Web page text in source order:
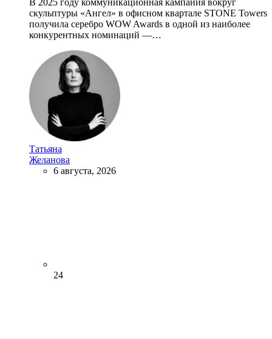
скульптуры «Ангел» в офисном квартале STONE Towers
получила серебро WOW Awards в одной из наиболее
конкурентных номинаций —…
Татьяна
Желанова
6 августа, 2026
24